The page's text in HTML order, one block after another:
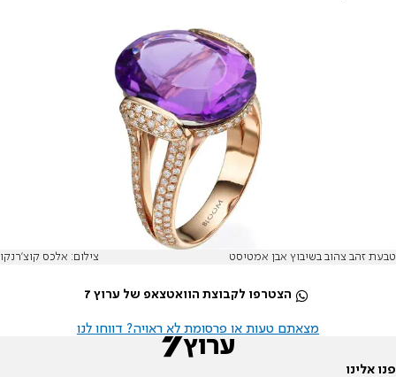
טבעת זהב צהוב בשיבוץ אבן אמטיסט צילום: אלכס קוצ'רנקו
הצטרפו לקבוצת הוואטצאפ של ערוץ 7
מצאתם טעות או פרסומת לא ראויה? דווחו לנו
פנו אלינו